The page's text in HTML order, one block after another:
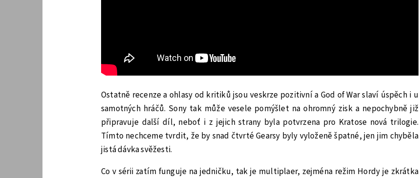
Ostatně recenze a ohlasy od kritiků jsou veskrze pozitivní a God of War slaví úspěch i u
samotných hráčů. Sony tak může vesele pomýšlet na ohromný zisk a nepochybně již
připravuje další díl, neboť i z jejich strany byla potvrzena pro Kratose nová trilogie.
Tímto nechceme tvrdit, že by snad čtvrté Gearsy byly vyloženě špatné, jen jim chyběla
jistá dávka svěžesti.
Co v sérii zatím funguje na jedničku, tak je multiplaer, zejména režim Hordy je zkrátka